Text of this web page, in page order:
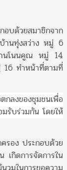
ด้วยสมาชิกจาก
นทุ่งสว่าง หมู่ 6
นโนนคูณ หมู่ 14
ทำหน้าที่ตามที่
กลงของชุมชนเพื่อ
รับร่วมกัน โดยให้
ง ประกอบด้วย
เกิดการจัดการใน